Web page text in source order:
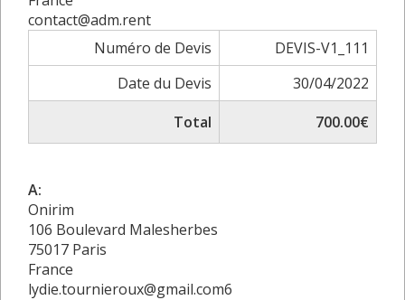
contact@adm.rent
Numéro de Devis
DEVIS-V1_111
Date du Devis
30/04/2022
Total
700.00€
A:
Onirim
106 Boulevard Malesherbes
75017 Paris
France
lydie.tournieroux@gmail.com6